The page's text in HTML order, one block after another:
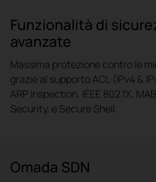
Funzionalità di
avanzate
Massima protezione contro le
grazie al supporto ACL (IPv4 &
ARP Inspection, IEEE 802.1X,
Security, e Secure Shell.
Omada SDN